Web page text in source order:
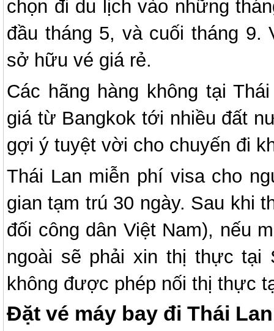
chọn đi du lịch vào những
đầu tháng 5, và cuối tháng
sở hữu vé giá rẻ.
Các hãng hàng không tại
giá từ Bangkok tới nhiều đất
gợi ý tuyệt vời cho chuyến đi
Thái Lan miễn phí visa cho
gian tạm trú 30 ngày. Sau khi
đối công dân Việt Nam), nếu
ngoài sẽ phải xin thị thực
không được phép nối thị thực
Đặt vé máy bay đi Thái